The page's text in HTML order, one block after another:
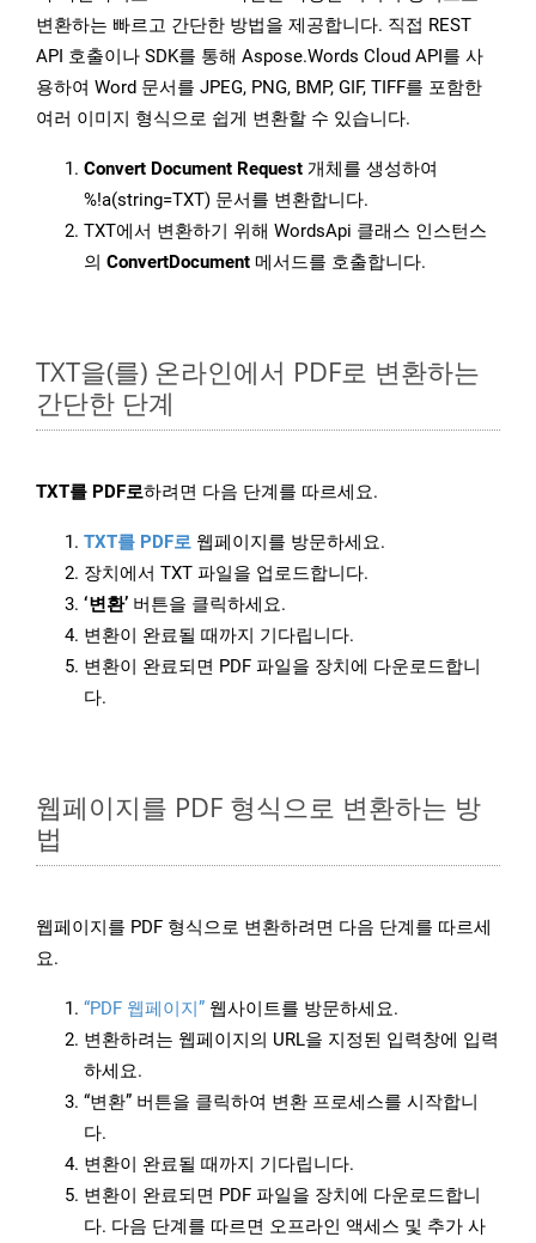
변환하는 빠르고 간단한 방법을 제공합니다. 직접 REST
API 호출이나 SDK를 통해 Aspose.Words Cloud API를 사
용하여 Word 문서를 JPEG, PNG, BMP, GIF, TIFF를 포함한
여러 이미지 형식으로 쉽게 변환할 수 있습니다.
Convert Document Request 개체를 생성하여
%!a(string=TXT) 문서를 변환합니다.
TXT에서 변환하기 위해 WordsApi 클래스 인스턴스
의 ConvertDocument 메서드를 호출합니다.
TXT을(를) 온라인에서 PDF로 변환하는
간단한 단계
TXT를 PDF로하려면 다음 단계를 따르세요.
TXT를 PDF로 웹페이지를 방문하세요.
장치에서 TXT 파일을 업로드합니다.
‘변환’ 버튼을 클릭하세요.
변환이 완료될 때까지 기다립니다.
변환이 완료되면 PDF 파일을 장치에 다운로드합니
다.
웹페이지를 PDF 형식으로 변환하는 방
법
웹페이지를 PDF 형식으로 변환하려면 다음 단계를 따르세
요.
“PDF 웹페이지” 웹사이트를 방문하세요.
변환하려는 웹페이지의 URL을 지정된 입력창에 입력
하세요.
“변환” 버튼을 클릭하여 변환 프로세스를 시작합니
다.
변환이 완료될 때까지 기다립니다.
변환이 완료되면 PDF 파일을 장치에 다운로드합니
다. 다음 단계를 따르면 오프라인 액세스 및 추가 사